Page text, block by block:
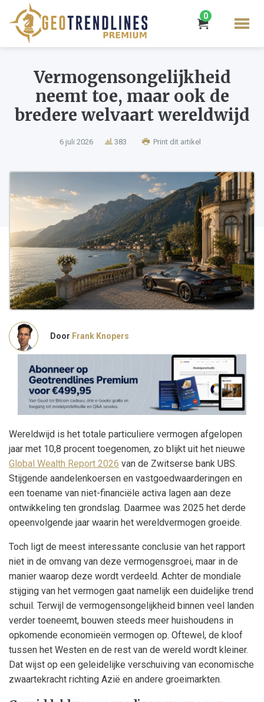
0
Vermogensongelijkheid
neemt toe, maar ook de
bredere welvaart wereldwijd
6 juli 2026 383 Print dit artikel
Door Frank Knopers
Wereldwijd is het totale particuliere vermogen afgelopen
jaar met 10,8 procent toegenomen, zo blijkt uit het nieuwe
Global Wealth Report 2026 van de Zwitserse bank UBS.
Stijgende aandelenkoersen en vastgoedwaarderingen en
een toename van niet-financiële activa lagen aan deze
ontwikkeling ten grondslag. Daarmee was 2025 het derde
opeenvolgende jaar waarin het wereldvermogen groeide.
Toch ligt de meest interessante conclusie van het rapport
niet in de omvang van deze vermogensgroei, maar in de
manier waarop deze wordt verdeeld. Achter de mondiale
stijging van het vermogen gaat namelijk een duidelijke trend
schuil. Terwijl de vermogensongelijkheid binnen veel landen
verder toeneemt, bouwen steeds meer huishoudens in
opkomende economieën vermogen op. Oftewel, de kloof
tussen het Westen en de rest van de wereld wordt kleiner.
Dat wijst op een geleidelijke verschuiving van economische
zwaartekracht richting Azië en andere groeimarkten.